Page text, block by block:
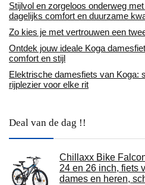
Stijlvol en zorgeloos onderweg
dagelijks comfort en duurzame
Zo kies je met vertrouwen een
Ontdek jouw ideale Koga
comfort en stijl
Elektrische damesfiets van Koga:
rijplezier voor elke rit
Deal van de dag !!
Chillaxx Bike
24 en 26 inch, fiets
dames en heren,